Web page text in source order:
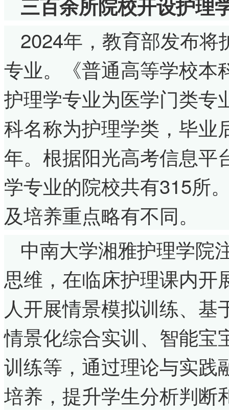
三百余所院校开设护理
2024年，教育部发布
专业。《普通高等学校本
护理学专业为医学门类专
科名称为护理学类，毕业
年。根据阳光高考信息平
学专业的院校共有315所
及培养重点略有不同。
中南大学湘雅护理学院
思维，在临床护理课内开
人开展情景模拟训练、
情景化综合实训、智能宝
训练等，通过理论与实践
培养，提升学生分析判断